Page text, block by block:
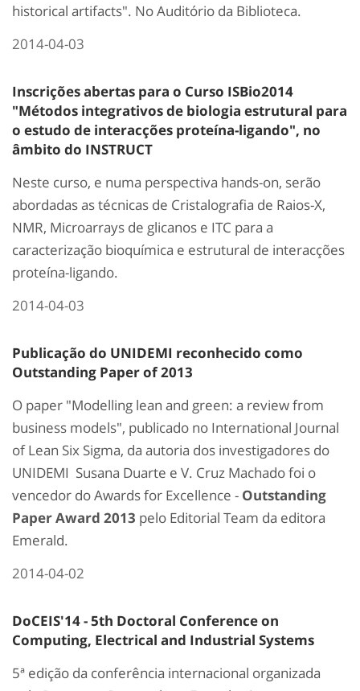
historical artifacts". No Auditório da Biblioteca.
2014-04-03
Inscrições abertas para o Curso ISBio2014
"Métodos integrativos de biologia estrutural para
o estudo de interacções proteína-ligando", no
âmbito do INSTRUCT
Neste curso, e numa perspectiva hands-on, serão
abordadas as técnicas de Cristalografia de Raios-X,
NMR, Microarrays de glicanos e ITC para a
caracterização bioquímica e estrutural de interacções
proteína-ligando.
2014-04-03
Publicação do UNIDEMI reconhecido como
Outstanding Paper of 2013
O paper "Modelling lean and green: a review from
business models", publicado no International Journal
of Lean Six Sigma, da autoria dos investigadores do
UNIDEMI Susana Duarte e V. Cruz Machado foi o
vencedor do Awards for Excellence - Outstanding
Paper Award 2013 pelo Editorial Team da editora
Emerald.
2014-04-02
DoCEIS'14 - 5th Doctoral Conference on
Computing, Electrical and Industrial Systems
5ª edição da conferência internacional organizada